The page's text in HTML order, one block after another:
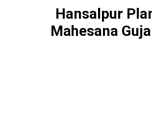
Hansalpur
Mahesana